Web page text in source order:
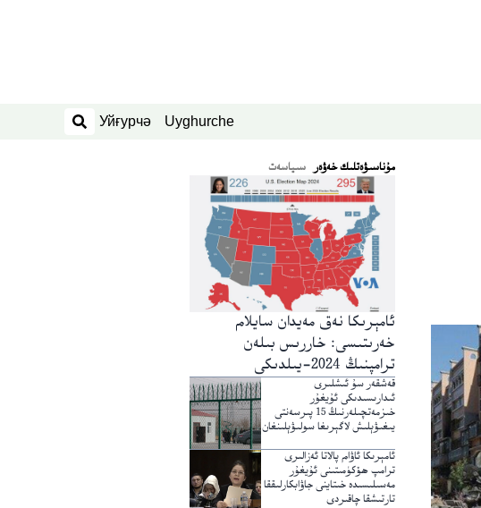
Uyghurche
Уйғурчә
ئىزدەش
ﻣﯘﻧﺎﺳﯩﯟﻩﺗﻠﯩﻚ ﺧﻪﯞﻩﺭ سىياسەت
ئامېرىكا نەق مەيدان سايلام
خەرىتىسى: خاررىس بىلەن
ترامپنىڭ 2024-يىلدىكى
پىرېزىدېنتلىق رىقابەت نەتىجىسى
قەشقەر سۇ ئىشلىرى
ئىدارىسىدىكى ئۇيغۇر
خىزمەتچىلەرنىڭ 15 پىرسەنتى
يىغىۋېلىش لاگېرىغا سولىۋېلىنغان
ئامېرىكا ئاۋام پالاتا ئەزالىرى
ترامپ ھۆكۈمىتىنى ئۇيغۇر
مەسىلىسىدە خىتاينى جاۋابكارلىققا
تارتىشقا چاقىردى